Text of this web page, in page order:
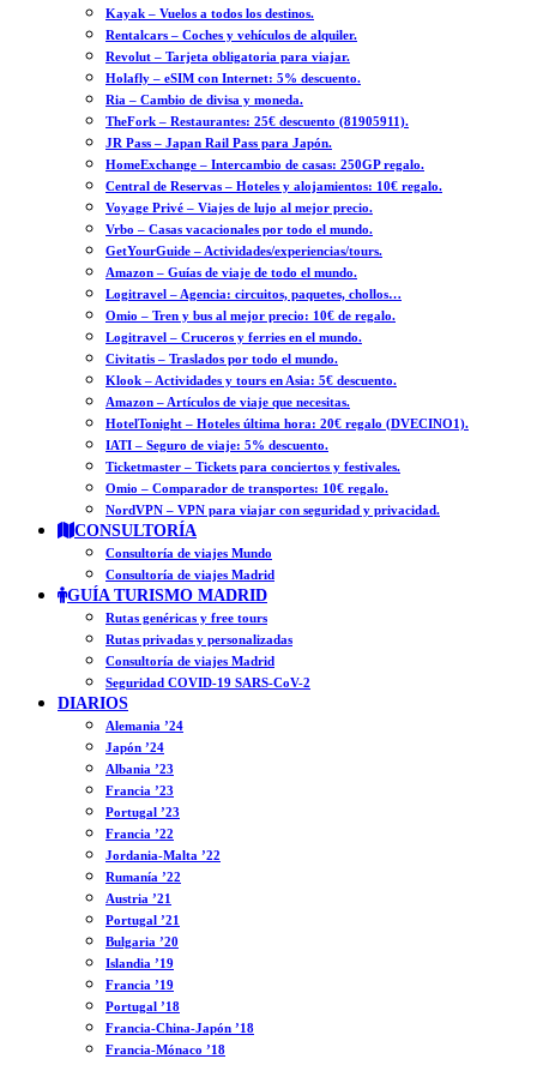
Kayak – Vuelos a todos los destinos.
Rentalcars – Coches y vehículos de alquiler.
Revolut – Tarjeta obligatoria para viajar.
Holafly – eSIM con Internet: 5% descuento.
Ria – Cambio de divisa y moneda.
TheFork – Restaurantes: 25€ descuento (81905911).
JR Pass – Japan Rail Pass para Japón.
HomeExchange – Intercambio de casas: 250GP regalo.
Central de Reservas – Hoteles y alojamientos: 10€ regalo.
Voyage Privé – Viajes de lujo al mejor precio.
Vrbo – Casas vacacionales por todo el mundo.
GetYourGuide – Actividades/experiencias/tours.
Amazon – Guías de viaje de todo el mundo.
Logitravel – Agencia: circuitos, paquetes, chollos…
Omio – Tren y bus al mejor precio: 10€ de regalo.
Logitravel – Cruceros y ferries en el mundo.
Civitatis – Traslados por todo el mundo.
Klook – Actividades y tours en Asia: 5€ descuento.
Amazon – Artículos de viaje que necesitas.
HotelTonight – Hoteles última hora: 20€ regalo (DVECINO1).
IATI – Seguro de viaje: 5% descuento.
Ticketmaster – Tickets para conciertos y festivales.
Omio – Comparador de transportes: 10€ regalo.
NordVPN – VPN para viajar con seguridad y privacidad.
CONSULTORÍA
Consultoría de viajes Mundo
Consultoría de viajes Madrid
GUÍA TURISMO MADRID
Rutas genéricas y free tours
Rutas privadas y personalizadas
Consultoría de viajes Madrid
Seguridad COVID-19 SARS-CoV-2
DIARIOS
Alemania ’24
Japón ’24
Albania ’23
Francia ’23
Portugal ’23
Francia ’22
Jordania-Malta ’22
Rumanía ’22
Austria ’21
Portugal ’21
Bulgaria ’20
Islandia ’19
Francia ’19
Portugal ’18
Francia-China-Japón ’18
Francia-Mónaco ’18